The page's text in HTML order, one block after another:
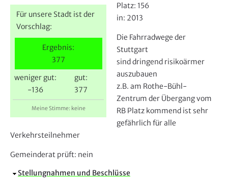
Für unsere Stadt ist der
Vorschlag:
Ergebnis:
377
weniger gut:
-136
gut:
377
Meine Stimme: keine
Platz: 156
in: 2013
Die Fahrradwege der
Stuttgart
sind dringend risikoärmer
auszubauen
z.B. am Rothe-Bühl-
Zentrum der Übergang vom
RB Platz kommend ist sehr
gefährlich für alle
Verkehrsteilnehmer
Gemeinderat prüft: nein
A
Stellungnahmen und Beschlüsse